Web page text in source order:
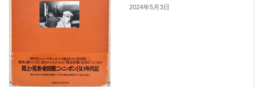
2024年5月3日